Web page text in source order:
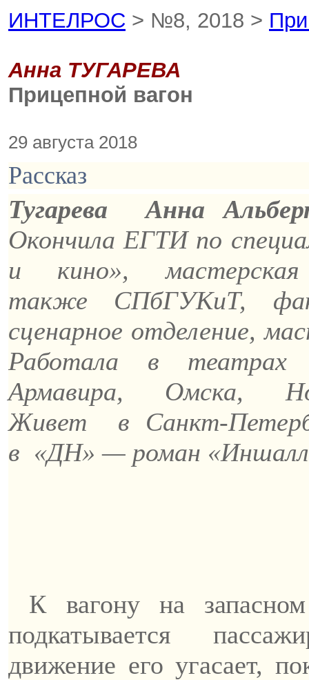
ИНТЕЛРОС > №8, 2018 >
Анна ТУГАРЕВА
Прицепной вагон
29 августа 2018
Рассказ
Тугарева Анна
Окончила ЕГТИ по
и кино»,
также СПбГУКиТ,
сценарное отделение,
Работала в театрах
Армавира, Омска,
Живет
в Санкт-
в «ДН» — роман «
К вагону на
подкатывается
движение его угасает,